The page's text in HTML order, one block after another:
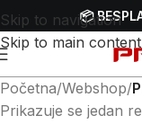
Skip to navigation
Skip to main content
📦
Početna/Webshop/
Prikazuje se jedan